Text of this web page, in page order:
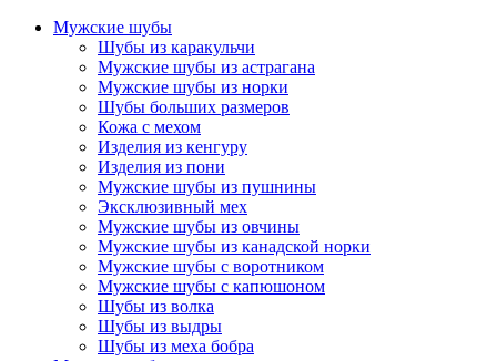
Мужские шубы
Шубы из каракульчи
Мужские шубы из астрагана
Мужские шубы из норки
Шубы больших размеров
Кожа с мехом
Изделия из кенгуру
Изделия из пони
Мужские шубы из пушнины
Эксклюзивный мех
Мужские шубы из овчины
Мужские шубы из канадской норки
Мужские шубы с воротником
Мужские шубы с капюшоном
Шубы из волка
Шубы из выдры
Шубы из меха бобра